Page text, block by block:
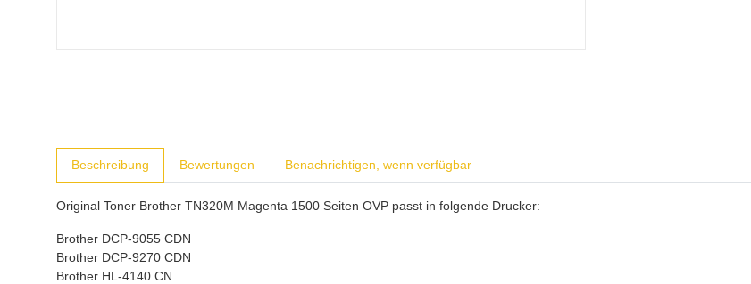
Beschreibung Bewertungen Benachrichtigen, wenn verfügbar
Original Toner Brother TN320M Magenta 1500 Seiten OVP passt in folgende Drucker:
Brother DCP-9055 CDN
Brother DCP-9270 CDN
Brother HL-4140 CN